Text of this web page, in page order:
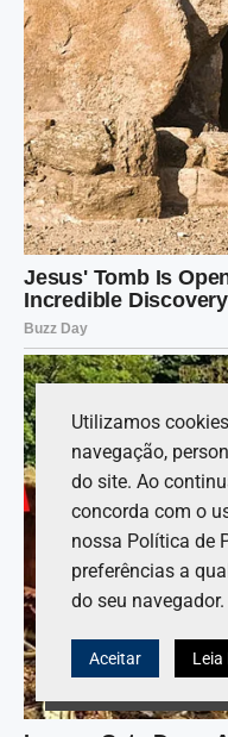
Utilizamos
navegação,
do site. Ao
concorda com o
nossa Política de
preferências a
do seu navegador.
Aceitar Leia